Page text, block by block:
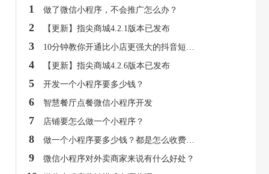
1 做了微信小程序，不会推广怎么办？
2 【更新】指尖商城4.2.1版本已发布
3
4 【更新】指尖商城4.2.6版本已发布
5 开发一个小程序要多少钱？
6 智慧餐厅点餐微信小程序开发
7 店铺要怎么做一个小程序？
8
9 微信小程序对外卖商家来说有什么好处？